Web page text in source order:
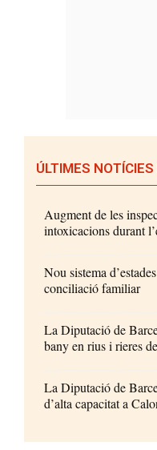
ÚLTIMES NOTÍCIES
Augment de les
intoxicacions durant
Nou sistema
conciliació familiar
La Diputació de
bany en rius i rieres
La Diputació de
d’alta capacitat a